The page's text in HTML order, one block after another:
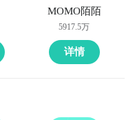
MOMO陌陌
5917.5万
详情